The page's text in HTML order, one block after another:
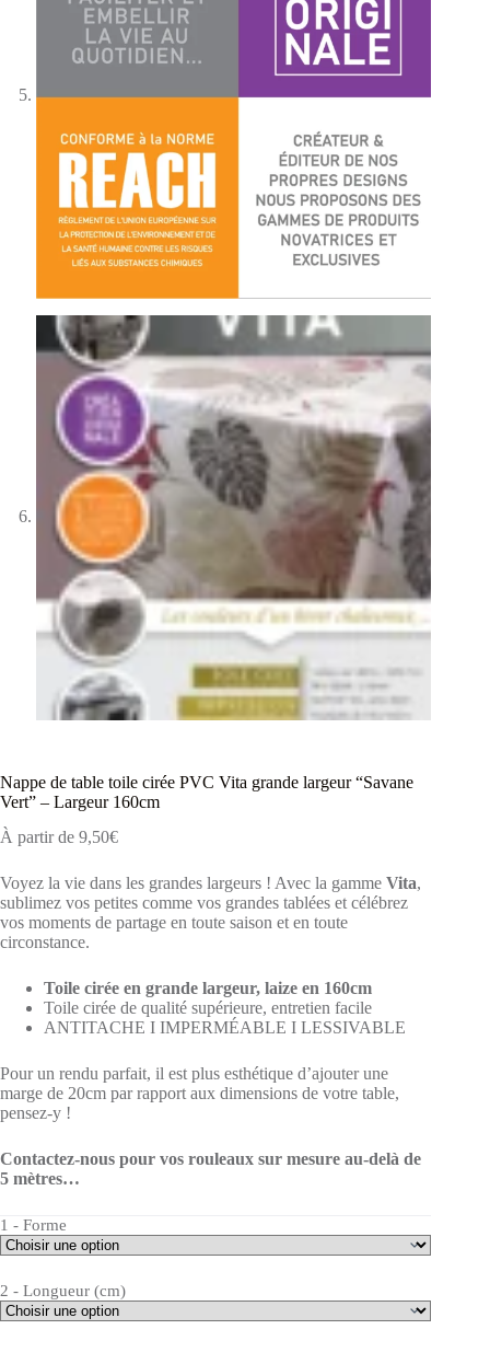
Nappe de table toile cirée PVC Vita grande largeur “Savane
Vert” – Largeur 160cm
À partir de 9,50€
Voyez la vie dans les grandes largeurs ! Avec la gamme Vita,
sublimez vos petites comme vos grandes tablées et célébrez
vos moments de partage en toute saison et en toute
circonstance.
Toile cirée en grande largeur, laize en 160cm
Toile cirée de qualité supérieure, entretien facile
ANTITACHE I IMPERMÉABLE I LESSIVABLE
Pour un rendu parfait, il est plus esthétique d’ajouter une
marge de 20cm par rapport aux dimensions de votre table,
pensez-y !
Contactez-nous pour vos rouleaux sur mesure au-delà de
5 mètres…
1 - Forme
2 - Longueur (cm)